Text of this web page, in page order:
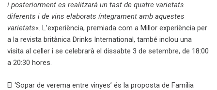
i posteriorment es realitzarà un tast de quatre varietats
diferents i de vins elaborats íntegrament amb aquestes
varietats«. L’experiència, premiada com a Millor experiència per
a la revista britànica Drinks International, també inclou una
visita al celler i se celebrarà el dissabte 3 de setembre, de 18:00
a 20:30 hores.
El ‘Sopar de verema entre vinyes’ és la proposta de Família